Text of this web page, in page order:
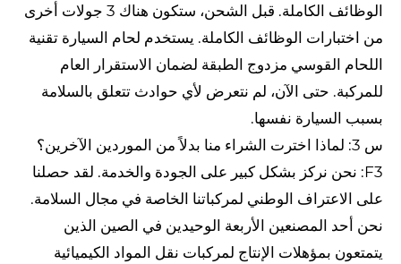
الوظائف الكاملة. قبل الشحن، ستكون هناك 3 جولات أخرى
من اختبارات الوظائف الكاملة. يستخدم لحام السيارة تقنية
اللحام القوسي مزدوج الطبقة لضمان الاستقرار العام
للمركبة. حتى الآن، لم نتعرض لأي حوادث تتعلق بالسلامة
بسبب السيارة نفسها.
س 3: لماذا اخترت الشراء منا بدلاً من الموردين الآخرين؟
F3: نحن نركز بشكل كبير على الجودة والخدمة. لقد حصلنا
على الاعتراف الوطني لمركباتنا الخاصة في مجال السلامة.
نحن أحد المصنعين الأربعة الوحيدين في الصين الذين
يتمتعون بمؤهلات الإنتاج لمركبات نقل المواد الكيميائية